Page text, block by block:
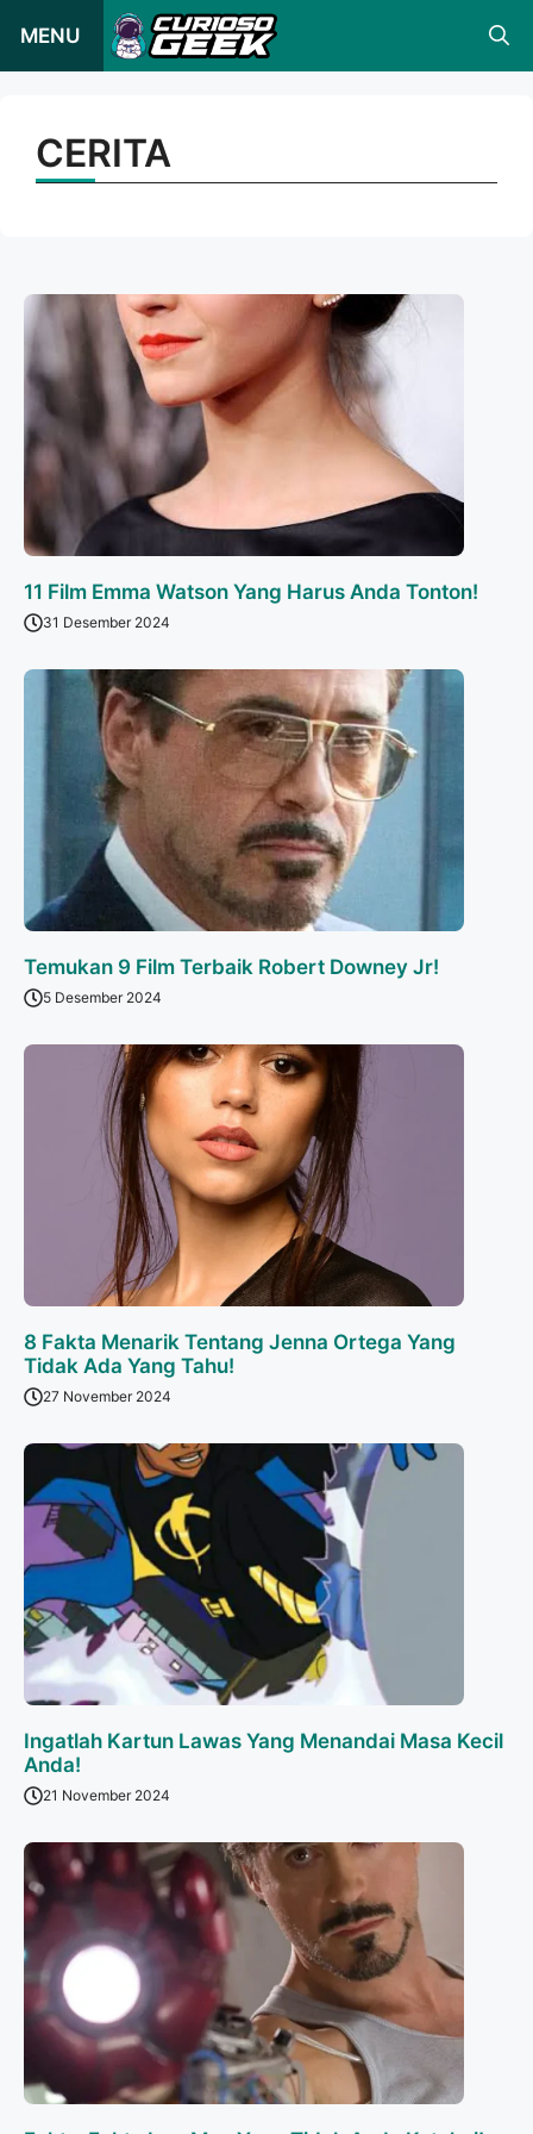
ke
MENU
CERITA
11 Film Emma Watson Yang Harus Anda Tonton!
31 Desember 2024
Temukan 9 Film Terbaik Robert Downey Jr!
5 Desember 2024
8 Fakta Menarik Tentang Jenna Ortega Yang
Tidak Ada Yang Tahu!
27 November 2024
Ingatlah Kartun Lawas Yang Menandai Masa Kecil
Anda!
21 November 2024